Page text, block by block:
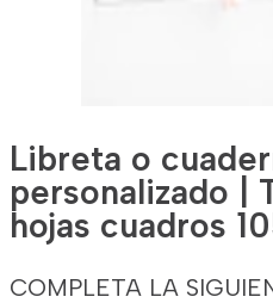
Libreta o
personalizado |
hojas cuadros
COMPLETA LA